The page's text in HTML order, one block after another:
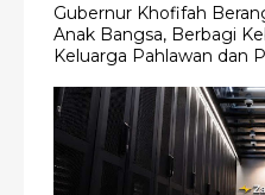
Gubernur Khofifah
Anak Bangsa, Berbagi
Keluarga Pahlawan dan